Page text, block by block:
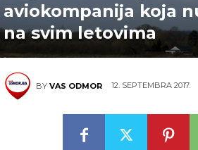
aviokompanija koja
na svim letovima
BY VAS ODMOR 12. SEPTEMBRA 2017.